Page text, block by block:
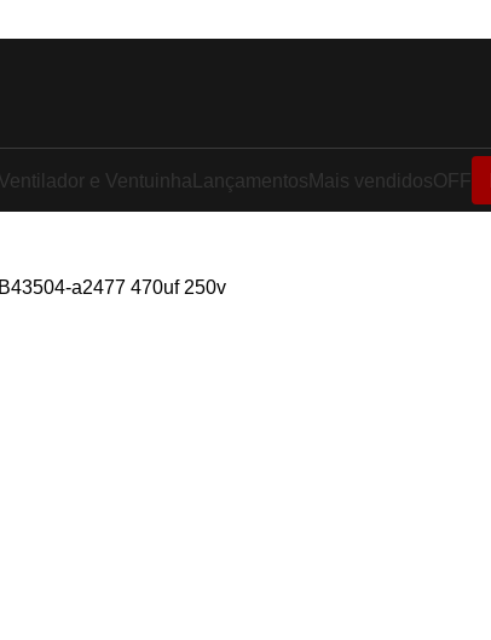
Ventilador e Ventuinha Lançamentos Mais vendidosOFF
a2477 470uf 250v